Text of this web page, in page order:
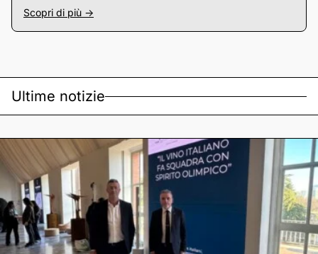
Scopri di più ->
Ultime notizie